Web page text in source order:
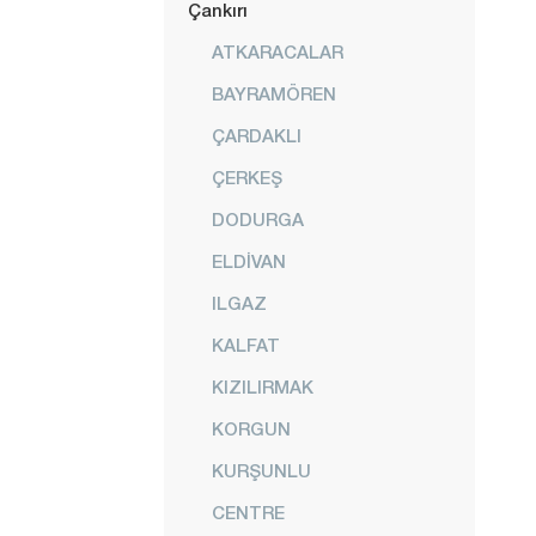
Çankırı
ATKARACALAR
BAYRAMÖREN
ÇARDAKLI
ÇERKEŞ
DODURGA
ELDİVAN
ILGAZ
KALFAT
KIZILIRMAK
KORGUN
KURŞUNLU
CENTRE